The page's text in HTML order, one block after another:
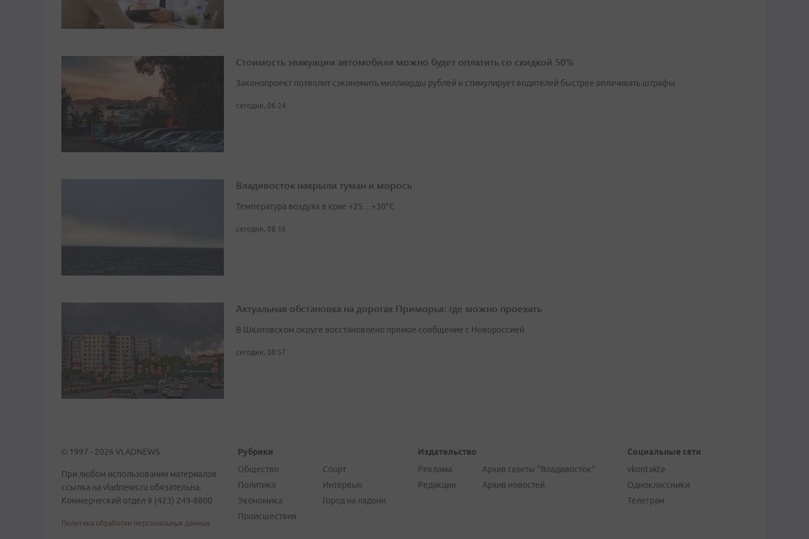
Стоимость эвакуации автомобиля можно будет оплатить со скидкой 50%
Законопроект позволит сэкономить миллиарды рублей и стимулирует водителей быстрее оплачивать штрафы
сегодня, 06:24
Владивосток накрыли туман и морось
Температура воздуха в крае +25…+30°C
сегодня, 08:16
Актуальная обстановка на дорогах Приморья: где можно проехать
В Шкотовском округе восстановлено прямое сообщение с Новороссией
сегодня, 08:57
© 1997 - 2026 VLADNEWS
При любом использовании материалов
ссылка на vladnews.ru обязательна.
Коммерческий отдел 8 (423) 249-8800
Политика обработки персональных данных
Рубрики
Общество
Политика
Экономика
Происшествия
Спорт
Интервью
Город на ладони
Издательство
Реклама
Редакция
Архив газеты "Владивосток"
Архив новостей
Социальные сети
vkontakte
Одноклассники
Телеграм